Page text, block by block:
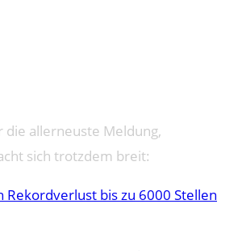
die allerneuste Meldung,
sich trotzdem breit:
Rekordverlust bis zu 6000 Stellen